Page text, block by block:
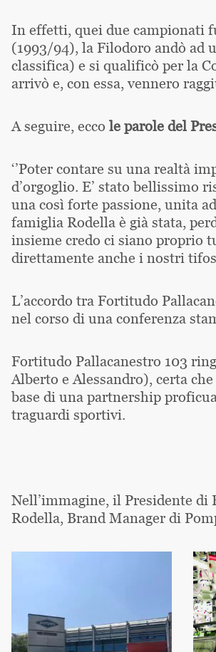
In effetti, quei due campionati
(1993/94), la Filodoro andò ad
classifica) e si qualificò per la
arrivò e, con essa, vennero
A seguire, ecco le parole del
‘’Poter contare su una realtà
d’orgoglio. E’ stato bellissimo
una così forte passione, unita
famiglia Rodella è già stata,
insieme credo ci siano proprio
direttamente anche i nostri
L’accordo tra Fortitudo
nel corso di una conferenza
Fortitudo Pallacanestro 103
Alberto e Alessandro), certa
base di una partnership
traguardi sportivi.
Nell’immagine, il Presidente
Rodella, Brand Manager di